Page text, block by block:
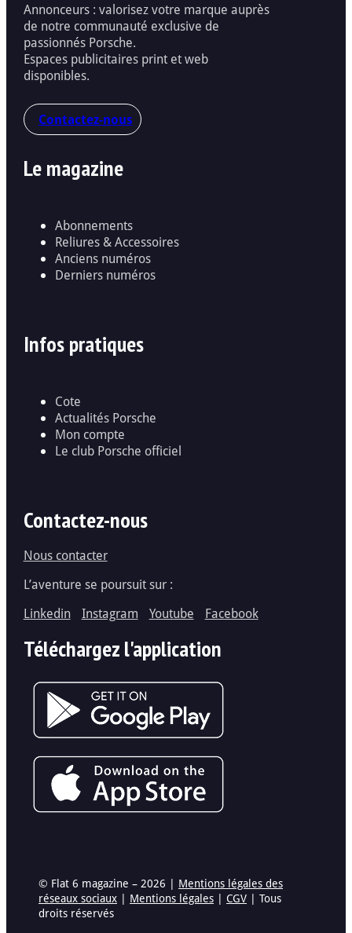
Annonceurs : valorisez votre marque auprès
de notre communauté exclusive de
passionnés Porsche.
Espaces publicitaires print et web
disponibles.
Contactez-nous
Le magazine
Abonnements
Reliures & Accessoires
Anciens numéros
Derniers numéros
Infos pratiques
Cote
Actualités Porsche
Mon compte
Le club Porsche officiel
Contactez-nous
Nous contacter
L’aventure se poursuit sur :
Linkedin
Instagram Youtube Facebook
Téléchargez l'application
© Flat 6 magazine – 2026 | Mentions légales des
réseaux sociaux | Mentions légales |CGV | Tous
droits réservés